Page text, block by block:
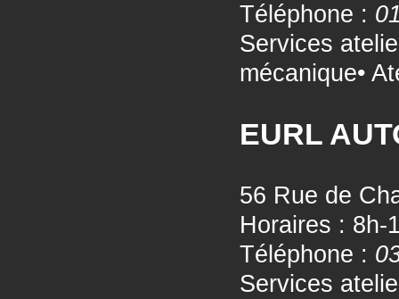
Téléphone :
Services
mécanique•
EURL
56 Rue de
Horaires : 8h-
Téléphone :
Services